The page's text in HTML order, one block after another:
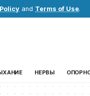
and Terms of Use.
НЕРВЫ